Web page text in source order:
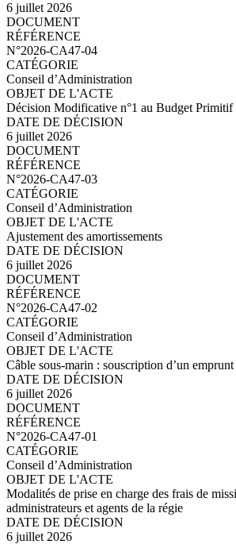
6 juillet 2026
N°2026-CA47-04
Conseil d’Administration
Décision Modificative n°1 au Budget Primitif
6 juillet 2026
N°2026-CA47-03
Conseil d’Administration
Ajustement des amortissements
6 juillet 2026
N°2026-CA47-02
Conseil d’Administration
Câble sous-marin : souscription d’un emprunt
6 juillet 2026
N°2026-CA47-01
Conseil d’Administration
Modalités de prise en charge des frais de
administrateurs et agents de la régie
6 juillet 2026